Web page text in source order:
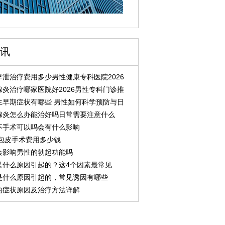
泄治疗费用多少男性健康专科医院2026
炎治疗哪家医院好2026男性专科门诊推
早期症状有哪些 男性如何科学预防与日
炎怎么办能治好吗日常需要注意什么
手术可以吗会有什么影响
皮手术费用多少钱
影响男性的勃起功能吗
什么原因引起的？这4个因素最常见
什么原因引起的，常见诱因有哪些
症状原因及治疗方法详解